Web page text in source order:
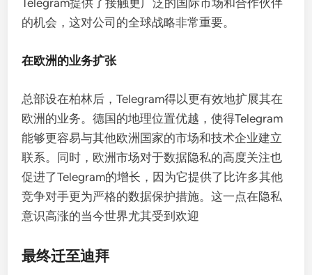
Telegram提供了接触更广泛的国际市场和合作伙伴
的机会，这对公司的全球战略非常重要。
在欧洲的业务扩张
总部设在柏林后，Telegram得以更有效地扩展其在
欧洲的业务。德国的地理位置优越，使得Telegram
能够更容易与其他欧洲国家的市场和技术企业建立
联系。同时，欧洲市场对于数据隐私的高度关注也
促进了Telegram的增长，因为它提供了比许多其他
竞争对手更为严格的数据保护措施。这一点在隐私
意识高涨的当今世界尤其受到欢迎
最终迁至迪拜